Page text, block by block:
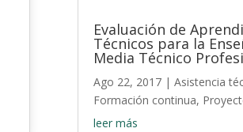
Evaluación de
Técnicos para la
Media Técnico
Ago 22, 2017| Asistencia
Formación continua,
leer más